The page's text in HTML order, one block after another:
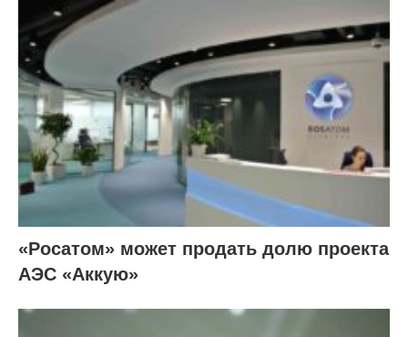
«Росатом» может продать долю проекта
АЭС «Аккую»